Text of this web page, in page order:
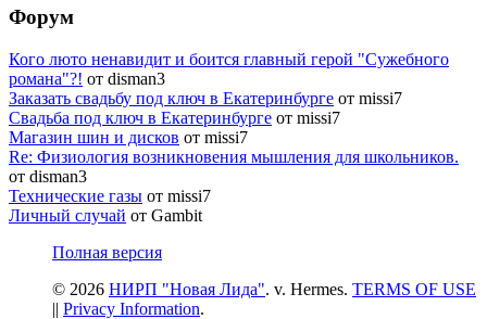
Форум
Кого люто ненавидит и боится главный герой "Сужебного
романа"?! от disman3
Заказать свадьбу под ключ в Екатеринбурге от missi7
Cвадьба под ключ в Екатеринбурге от missi7
Магазин шин и дисков от missi7
Re: Физиология возникновения мышления для школьников.
от disman3
Технические газы от missi7
Личный случай от Gambit
Полная версия
© 2026 НИРП "Новая Лида". v. Hermes. TERMS OF USE
|| Privacy Information.